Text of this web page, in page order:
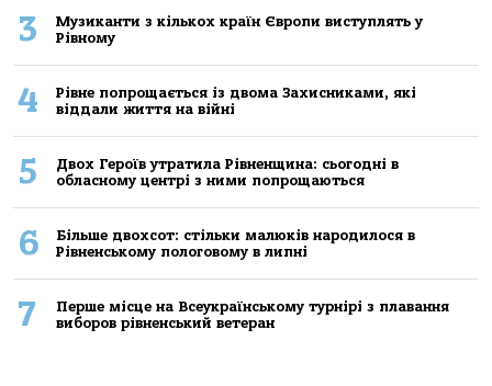
3
Музиканти з кількох країн Європи виступлять у
Рівному
4
Рівне попрощається із двома Захисниками, які
віддали життя на війні
5
Двох Героїв утратила Рівненщина: сьогодні в
обласному центрі з ними попрощаються
6
Більше двохсот: стільки малюків народилося в
Рівненському пологовому в липні
7
Перше місце на Всеукраїнському турнірі з плавання
виборов рівненський ветеран